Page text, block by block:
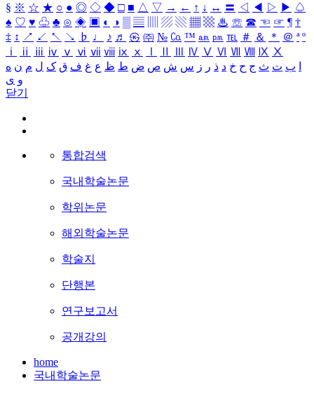
§ ※ ☆ ★ ○ ● ◎ ◇ ◆ □ ■ △ ▽ → ← ↑ ↓ ↔ 〓 ◁ ◀ ▷ ▶ ♤
♠ ♡ ♥ ♧ ♣ ⊙ ◈ ▣ ◐ ◑ ▒ ▤ ▨ ▧ ▦ ▩ ♨ ☏ ☎ ☜ ☞ ¶ †
‡ ↕ ↗ ↙ ↖ ↘ ♭ ♩ ♪ ♬ ㉿ ㈜ № ㏇ ™ ㏂ ㏘ ℡ ＃ ＆ ＊ ＠ ª º
ⅰ
ⅱ ⅲ ⅳ ⅴ ⅵ ⅶ ⅷ ⅸ ⅹ Ⅳ Ⅴ Ⅵ Ⅶ Ⅷ Ⅸ Ⅹ
ب ت ث ج ح خ د ذ ر ز س ش ص ض ط ظ ع غ ف ق ک ل م ن ه
و ی
닫기
통합검색
국내학술논문
학위논문
해외학술논문
학술지
단행본
연구보고서
공개강의
home
국내학술논문